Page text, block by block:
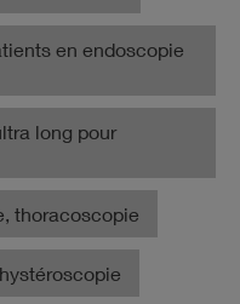
en endoscopie
long pour
thoracoscopie